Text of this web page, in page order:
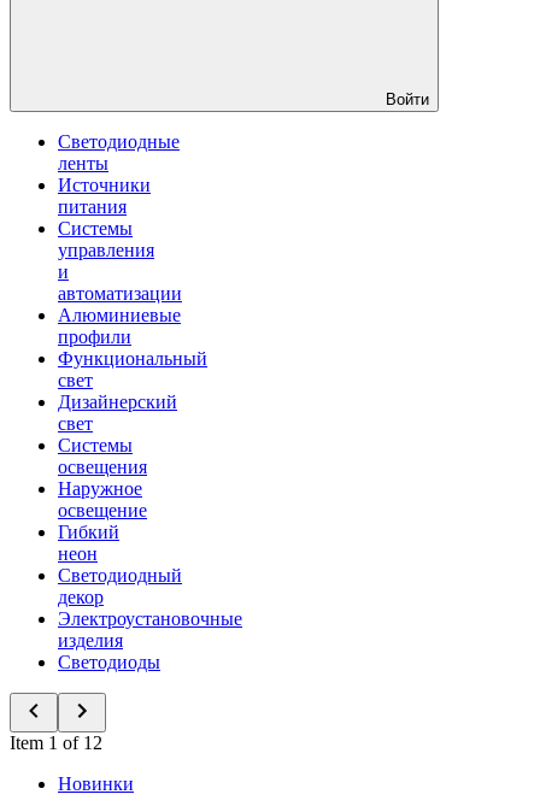
Войти
Светодиодные
ленты
Источники
питания
Системы
управления
и
автоматизации
Алюминиевые
профили
Функциональный
свет
Дизайнерский
свет
Системы
освещения
Наружное
освещение
Гибкий
неон
Светодиодный
декор
Электроустановочные
изделия
Светодиоды
Item 1 of 12
Новинки